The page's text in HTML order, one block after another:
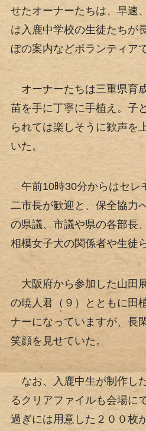
せたオーナーたちは、早速
は入鹿中学校の生徒たちが
ぼの案内などボランティア
オーナーたちは三重県育
苗を手に丁寧に手植え。子
られては楽しそうに歓声を
いた。
午前10時30分からはセレ
二市長が歓迎と、保全協力
の県議、市議や県の各部長
相模女子大の関係者や生徒
大阪府から参加した山田
の暁人君（９）とともに田
ナーになっていますが、長
笑顔を見せていた。
なお、入鹿中生が制作し
るクリアファイルも会場に
過ぎには用意した２００枚